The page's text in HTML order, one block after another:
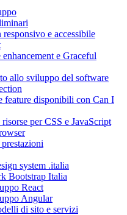
e accessibile
e Graceful
allo sviluppo del software
feature disponibili con Can I
per CSS e JavaScript
system .italia
Bootstrap Italia
React
Angular
di sito e servizi